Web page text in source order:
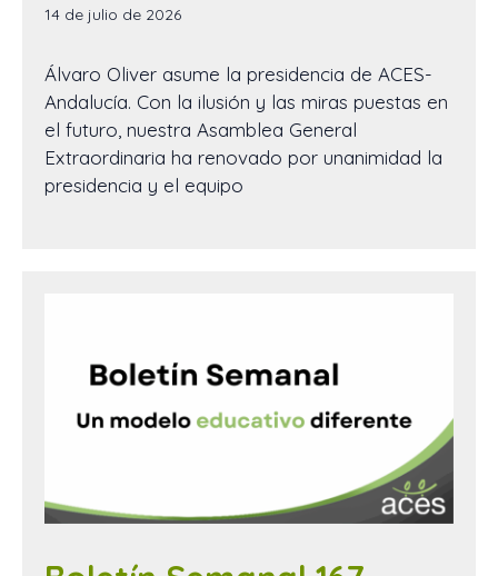
14 de julio de 2026
Álvaro Oliver asume la presidencia de ACES-
Andalucía. Con la ilusión y las miras puestas en
el futuro, nuestra Asamblea General
Extraordinaria ha renovado por unanimidad la
presidencia y el equipo